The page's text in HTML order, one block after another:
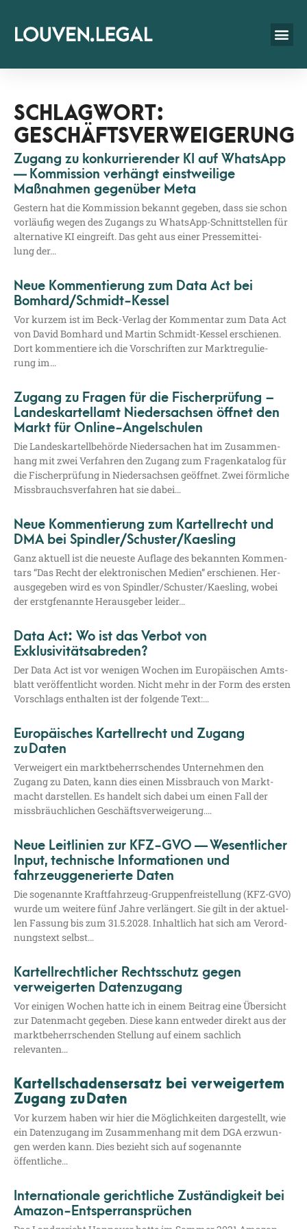
SCHLAGWORT:
GESCHÄFTSVERWEIGERUNG
Zugang zu konkurrierender KI auf WhatsApp
— Kommission verhängt einstweilige
Maßnahmen gegenüber Meta
Ges­tern hat die Kom­mis­si­on bekannt gege­ben, dass sie schon
vor­läu­fig wegen des Zugangs zu Whats­App-Schnit­t­s­tel­­len für
alter­na­ti­ve KI ein­greift. Das geht aus einer Pres­se­mit­tei­
lung der…
Neue Kommentierung zum Data Act bei
Bomhard/Schmidt-Kessel
Vor kur­zem ist im Beck-Ver­­lag der Kom­men­tar zum Data Act
von David Bom­hard und Mar­tin Schmidt-Kes­­sel erschie­nen.
Dort kom­men­tie­re ich die Vor­schrif­ten zur Markt­re­gu­lie­
rung im…
Zugang zu Fragen für die Fischerprüfung –
Landeskartellamt Niedersachsen öffnet den
Markt für Online-Angelschulen
Die Lan­des­kar­tell­be­hör­de Nie­der­sa­chen hat im Zusam­men­
hang mit zwei Ver­fah­ren den Zugang zum Fra­gen­ka­ta­log für
die Fischer­prü­fung in Nie­der­sach­sen geöff­net. Zwei förm­li­che
Miss­brauchs­ver­fah­ren hat sie dabei…
Neue Kommentierung zum Kartellrecht und
DMA bei Spindler/​Schuster/​Kaesling
Ganz aktu­ell ist die neu­es­te Auf­la­ge des bekann­ten Kom­men­
tars “Das Recht der elek­tro­ni­schen Medi­en” erschie­nen. Her­
aus­ge­ge­ben wird es von Spindler/​Schuster/​Kaesling, wobei
der erstg­fe­nann­te Her­aus­ge­ber leider…
Data Act: Wo ist das Verbot von
Exklusivitätsabreden?
Der Data Act ist vor weni­gen Wochen im Euro­päi­schen Amts­
blatt ver­öf­fent­licht wor­den. Nicht mehr in der Form des ers­ten
Vor­schlags ent­hal­ten ist der fol­gen­de Text:…
Europäisches Kartellrecht und Zugang
zu Daten
Ver­wei­gert ein markt­be­herr­schen­des Unter­neh­men den
Zugang zu Daten, kann dies einen Miss­brauch von Markt­
macht dar­stel­len. Es han­delt sich dabei um einen Fall der
miss­bräuch­li­chen Geschäftsverweigerung.…
Neue Leitlinien zur KFZ-GVO — Wesentlicher
Input, technische Informationen und
fahrzeuggenerierte Daten
Die soge­nann­te Kraft­­­fahr­­zeug-Grup­­pen­f­rei­s­tel­­lung (KFZ-GVO)
wur­de um wei­te­re fünf Jah­re ver­län­gert. Sie gilt in der aktu­el­
len Fas­sung bis zum 31.5.2028. Inhalt­lich hat sich am Ver­ord­
nungs­text selbst…
Kartellrechtlicher Rechtsschutz gegen
verweigerten Datenzugang
Vor eini­gen Wochen hat­te ich in einem Bei­trag eine Über­sicht
zur Daten­macht gege­ben. Die­se kann ent­we­der direkt aus der
markt­be­herr­schen­den Stel­lung auf einem sach­lich
relevanten…
Kartellschadensersatz bei verweigertem
Zugang zu Daten
Vor kur­zem haben wir hier die Mög­lich­kei­ten dar­ge­stellt, wie
ein Daten­zu­gang im Zusam­men­hang mit dem DGA erzwun­
gen wer­den kann. Dies bezieht sich auf soge­nann­te
öffentliche…
Internationale gerichtliche Zuständigkeit bei
Amazon-Entsperransprüchen